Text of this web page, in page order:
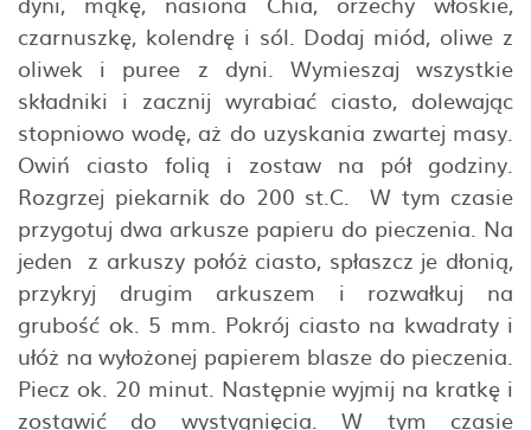
czarnuszkę, kolendrę i sól. Dodaj miód, oliwe z
oliwek i puree z dyni. Wymieszaj wszystkie
składniki i zacznij wyrabiać ciasto, dolewając
stopniowo wodę, aż do uzyskania zwartej masy.
Owiń ciasto folią i zostaw na pół godziny.
Rozgrzej piekarnik do 200 st.C. W tym czasie
przygotuj dwa arkusze papieru do pieczenia. Na
jeden z arkuszy połóż ciasto, spłaszcz je dłonią,
przykryj drugim arkuszem i rozwałkuj na
grubość ok. 5 mm. Pokrój ciasto na kwadraty i
ułóż na wyłożonej papierem blasze do pieczenia.
Piecz ok. 20 minut. Następnie wyjmij na kratkę i
zostawić do wystygnięcia. W tym czasie